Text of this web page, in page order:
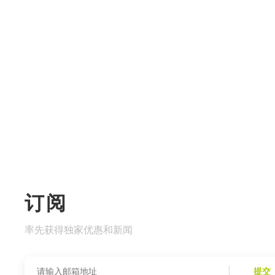
订阅
率先获得独家优惠和新闻
提交